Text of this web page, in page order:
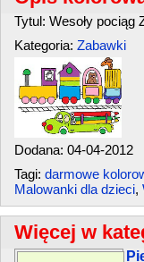
Tytul: Wesoły pociąg
Kategoria: Zabawki
Dodana: 04-04-2012
Tagi: darmowe
Malowanki dla dzieci,
Więcej w